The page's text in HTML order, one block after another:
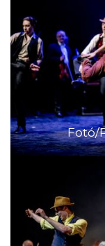
Fotó/